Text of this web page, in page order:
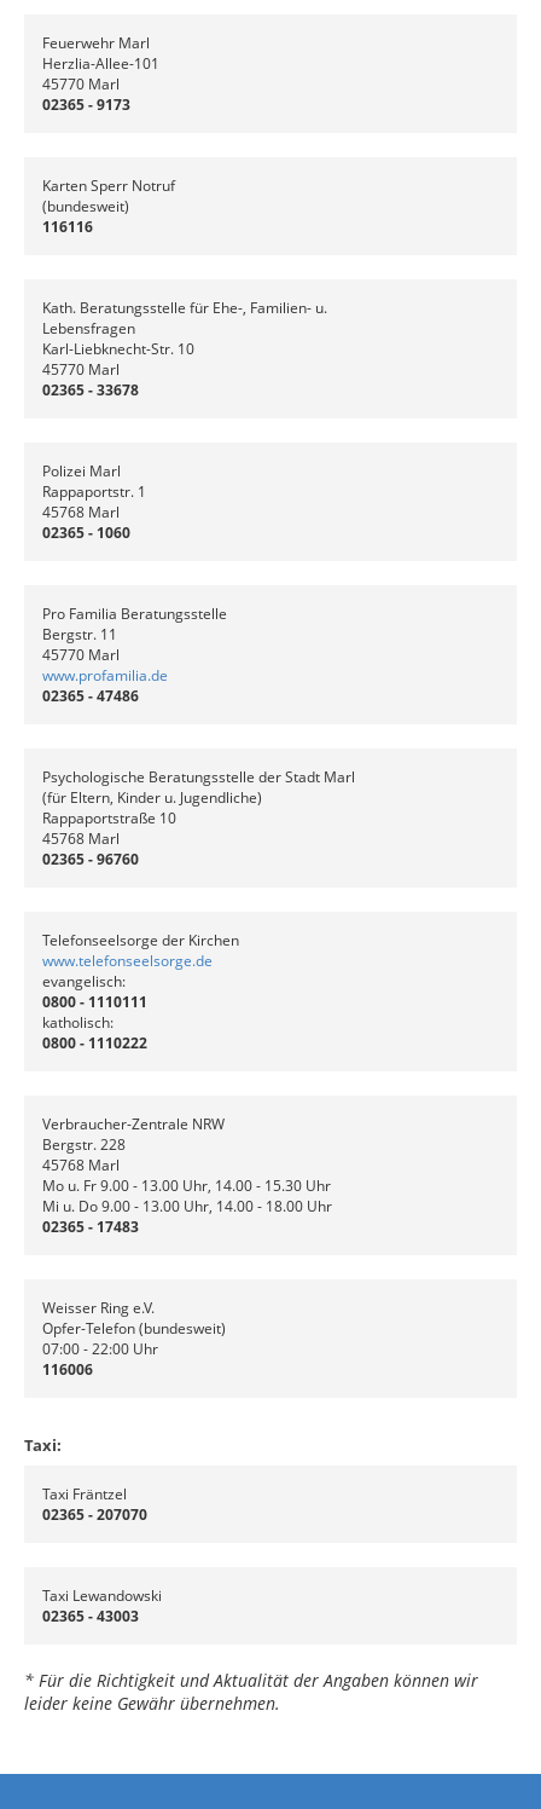
Feuerwehr Marl
Herzlia-Allee-101
45770 Marl
02365 - 9173
Karten Sperr Notruf
(bundesweit)
116116
Kath. Beratungsstelle für Ehe-, Familien- u.
Lebensfragen
Karl-Liebknecht-Str. 10
45770 Marl
02365 - 33678
Polizei Marl
Rappaportstr. 1
45768 Marl
02365 - 1060
Pro Familia Beratungsstelle
Bergstr. 11
45770 Marl
www.profamilia.de
02365 - 47486
Psychologische Beratungsstelle der Stadt Marl
(für Eltern, Kinder u. Jugendliche)
Rappaportstraße 10
45768 Marl
02365 - 96760
Telefonseelsorge der Kirchen
www.telefonseelsorge.de
evangelisch:
0800 - 1110111
katholisch:
0800 - 1110222
Verbraucher-Zentrale NRW
Bergstr. 228
45768 Marl
Mo u. Fr 9.00 - 13.00 Uhr, 14.00 - 15.30 Uhr
Mi u. Do 9.00 - 13.00 Uhr, 14.00 - 18.00 Uhr
02365 - 17483
Weisser Ring e.V.
Opfer-Telefon (bundesweit)
07:00 - 22:00 Uhr
116006
Taxi:
Taxi Fräntzel
02365 - 207070
Taxi Lewandowski
02365 - 43003
* Für die Richtigkeit und Aktualität der Angaben können wir
leider keine Gewähr übernehmen.